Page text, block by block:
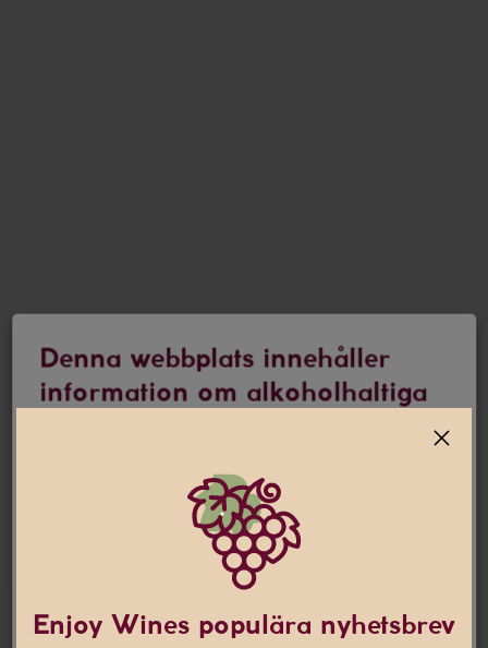
Enjoy Wines populära nyhetsbrev
Denna webbplats innehåller
information om alkoholhaltiga
Jag är 25 år eller äldre
Denna webbplats använder
Den här webbplatsen använder cookies som hjälper oss att
anpassa vårt innehåll och ge dig en bättre